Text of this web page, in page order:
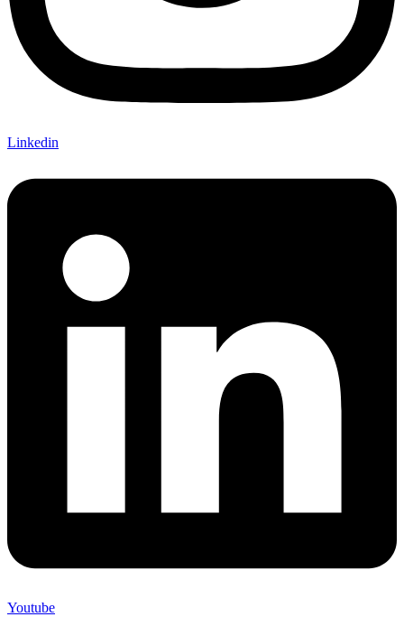
Linkedin
Youtube